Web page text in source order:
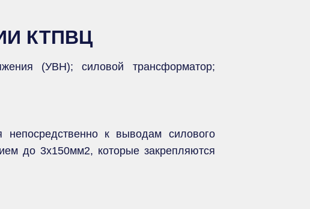
КТПВЦ
(УВН); силовой трансформатор;
к выводам силового
до 3х150мм2, которые закрепляются